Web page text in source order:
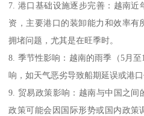
7. 港口基础设施逐步完善：越南
资，主要港口的装卸能力和效率有
拥堵问题，尤其是在旺季时。
8. 季节性影响：越南的雨季（5月
响，如天气恶劣导致船期延误或港口
9. 贸易政策影响：越南与中国之间
政策可能会因国际形势或国内政策